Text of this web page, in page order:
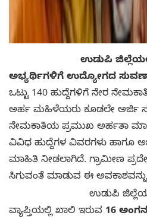
ಉಡುಪಿ
ಅಭ್ಯರ್ಥಿಗಳಿಗೆ ಉದ್ಯೋಗದ
ಒಟ್ಟು 140 ಹುದ್ದೆಗಳಿಗೆ ನೇರ
ಅರ್ಹ ಮಹಿಳೆಯರು ಕೂಡಲೇ ಅರ್ಜಿ
ನೇಮಕಾತಿಯ ಪ್ರಮುಖ ಅರ್ಹತಾ
ವಿವಿಧ ಹುದ್ದೆಗಳ ವಿವರಗಳು ಹಾಗೂ
ಮಾಹಿತಿ ನೀಡಲಾಗಿದೆ. ಗ್ರಾಮೀಣ
ಸಿಗುವಂತೆ ಮಾಡುವ ಈ ಅವಕಾಶವನ್ನು
ಉಡುಪಿ ಜಿಲ್ಲೆಯ ಶಿಶು
ವ್ಯಾಪ್ತಿಯಲ್ಲಿ ಖಾಲಿ ಇರುವ 16